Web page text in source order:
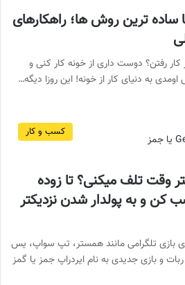
ساده ترین روش ها؛ راهکارهای
رفتن؟ دوست داری از خونه کار کنی و
به دنیای کار از خونه! این روزا دیگه…
کسب و کار
وقت تلف میکنی؟ تا زوده
کن و به پولدار شدن نزدیکتر
بازی تلگرامی مانند همستر، تپ سواپ، یس
و بازی جدیدی به نام ایردراپ جمز یا گمز